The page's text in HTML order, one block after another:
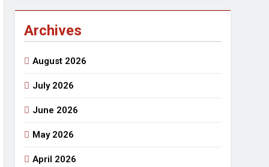
हेतु संपर्क करें
3 Years Ago
का भव्य आयोजन
Archives
August 2026
July 2026
June 2026
May 2026
April 2026